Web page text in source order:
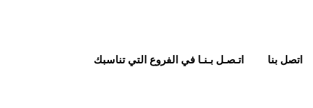
اتصل بنا اتـصـل بـنـا في الفروع التي تناسبك